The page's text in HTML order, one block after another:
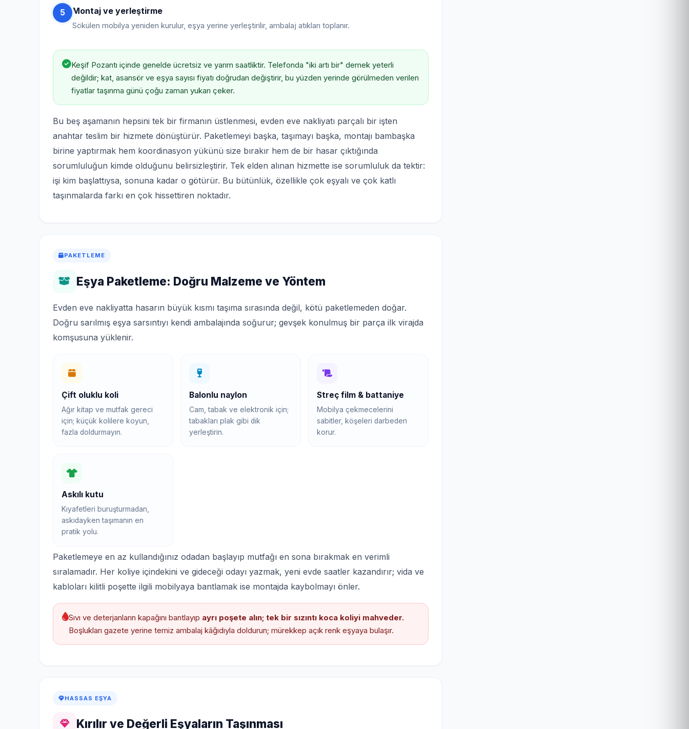
5 Montaj ve yerleştirme
Sökülen mobilya yeniden kurulur, eşya yerine yerleştirilir, ambalaj atıkları toplanır.
Keşif Pozantı içinde genelde ücretsiz ve yarım saatliktir. Telefonda "iki artı bir" demek yeterli
değildir; kat, asansör ve eşya sayısı fiyatı doğrudan değiştirir, bu yüzden yerinde görülmeden verilen
fiyatlar taşınma günü çoğu zaman yukarı çeker.
Bu beş aşamanın hepsini tek bir firmanın üstlenmesi, evden eve nakliyatı parçalı bir işten
anahtar teslim bir hizmete dönüştürür. Paketlemeyi başka, taşımayı başka, montajı bambaşka
birine yaptırmak hem koordinasyon yükünü size bırakır hem de bir hasar çıktığında
sorumluluğun kimde olduğunu belirsizleştirir. Tek elden alınan hizmette ise sorumluluk da tektir:
işi kim başlattıysa, sonuna kadar o götürür. Bu bütünlük, özellikle çok eşyalı ve çok katlı
taşınmalarda farkı en çok hissettiren noktadır.
PAKETLEME
Eşya Paketleme: Doğru Malzeme ve Yöntem
Evden eve nakliyatta hasarın büyük kısmı taşıma sırasında değil, kötü paketlemeden doğar.
Doğru sarılmış eşya sarsıntıyı kendi ambalajında soğurur; gevşek konulmuş bir parça ilk virajda
komşusuna yüklenir.
Çift oluklu koli
Ağır kitap ve mutfak gereci
için; küçük kolilere koyun,
fazla doldurmayın.
Balonlu naylon
Cam, tabak ve elektronik için;
tabakları plak gibi dik
yerleştirin.
Streç film & battaniye
Mobilya çekmecelerini
sabitler, köşeleri darbeden
korur.
Askılı kutu
Kıyafetleri buruşturmadan,
askıdayken taşımanın en
pratik yolu.
Paketlemeye en az kullandığınız odadan başlayıp mutfağı en sona bırakmak en verimli
sıralamadır. Her koliye içindekini ve gideceği odayı yazmak, yeni evde saatler kazandırır; vida ve
kabloları kilitli poşette ilgili mobilyaya bantlamak ise montajda kaybolmayı önler.
Sıvı ve deterjanların kapağını bantlayıp ayrı poşete alın; tek bir sızıntı koca koliyi mahveder.
Boşlukları gazete yerine temiz ambalaj kâğıdıyla doldurun; mürekkep açık renk eşyaya bulaşır.
HASSAS EŞYA
Kırılır ve Değerli Eşyaların Taşınması